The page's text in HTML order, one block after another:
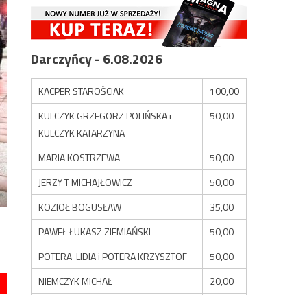
Darczyńcy - 6.08.2026
KACPER STAROŚCIAK
100,00
KULCZYK GRZEGORZ POLIŃSKA i
KULCZYK KATARZYNA
50,00
MARIA KOSTRZEWA
50,00
JERZY T MICHAJŁOWICZ
50,00
KOZIOŁ BOGUSŁAW
35,00
PAWEŁ ŁUKASZ ZIEMIAŃSKI
50,00
POTERA LIDIA i POTERA KRZYSZTOF
50,00
NIEMCZYK MICHAŁ
20,00